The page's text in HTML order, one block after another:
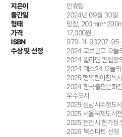
지은이 안효림
출간일 2024년 09월 30일
형태 양장,
가격 17,000원
ISBN 979-11-93207-
수상 및 선정
2024 교보문고 오늘
2024 알라딘 편집장
2024 예스24 오늘의
2025 행복한아침독
2024 한국출판문화
우수도서
2025 성남시수정도
2025 서울국제도서
2025 천안시 한가정
2026 북스타트 선정